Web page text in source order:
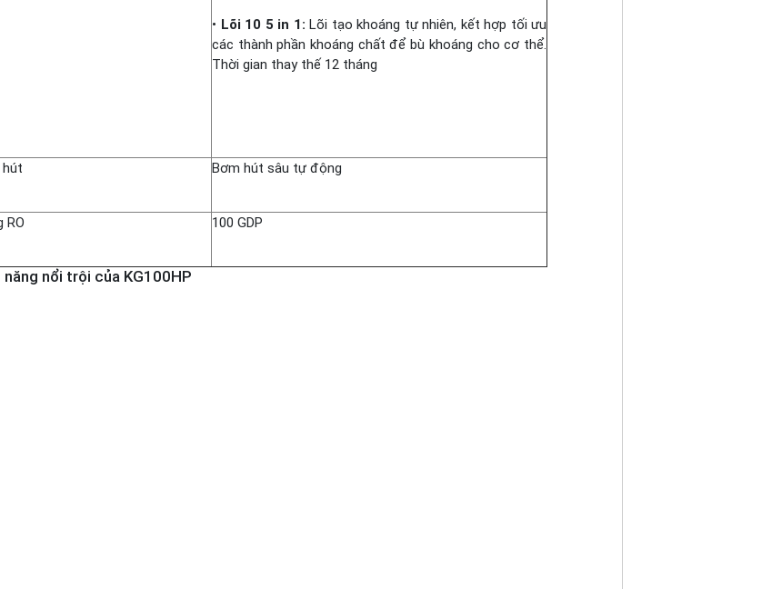
• Lõi 10 5 in 1: Lõi tạo khoáng tự nhiên, kết hợp tối ưu
các thành phần khoáng chất để bù khoáng cho cơ thể.
Thời gian thay thế 12 tháng
hút Bơm hút sâu tự động
RO 100 GDP
năng nổi trội của KG100HP